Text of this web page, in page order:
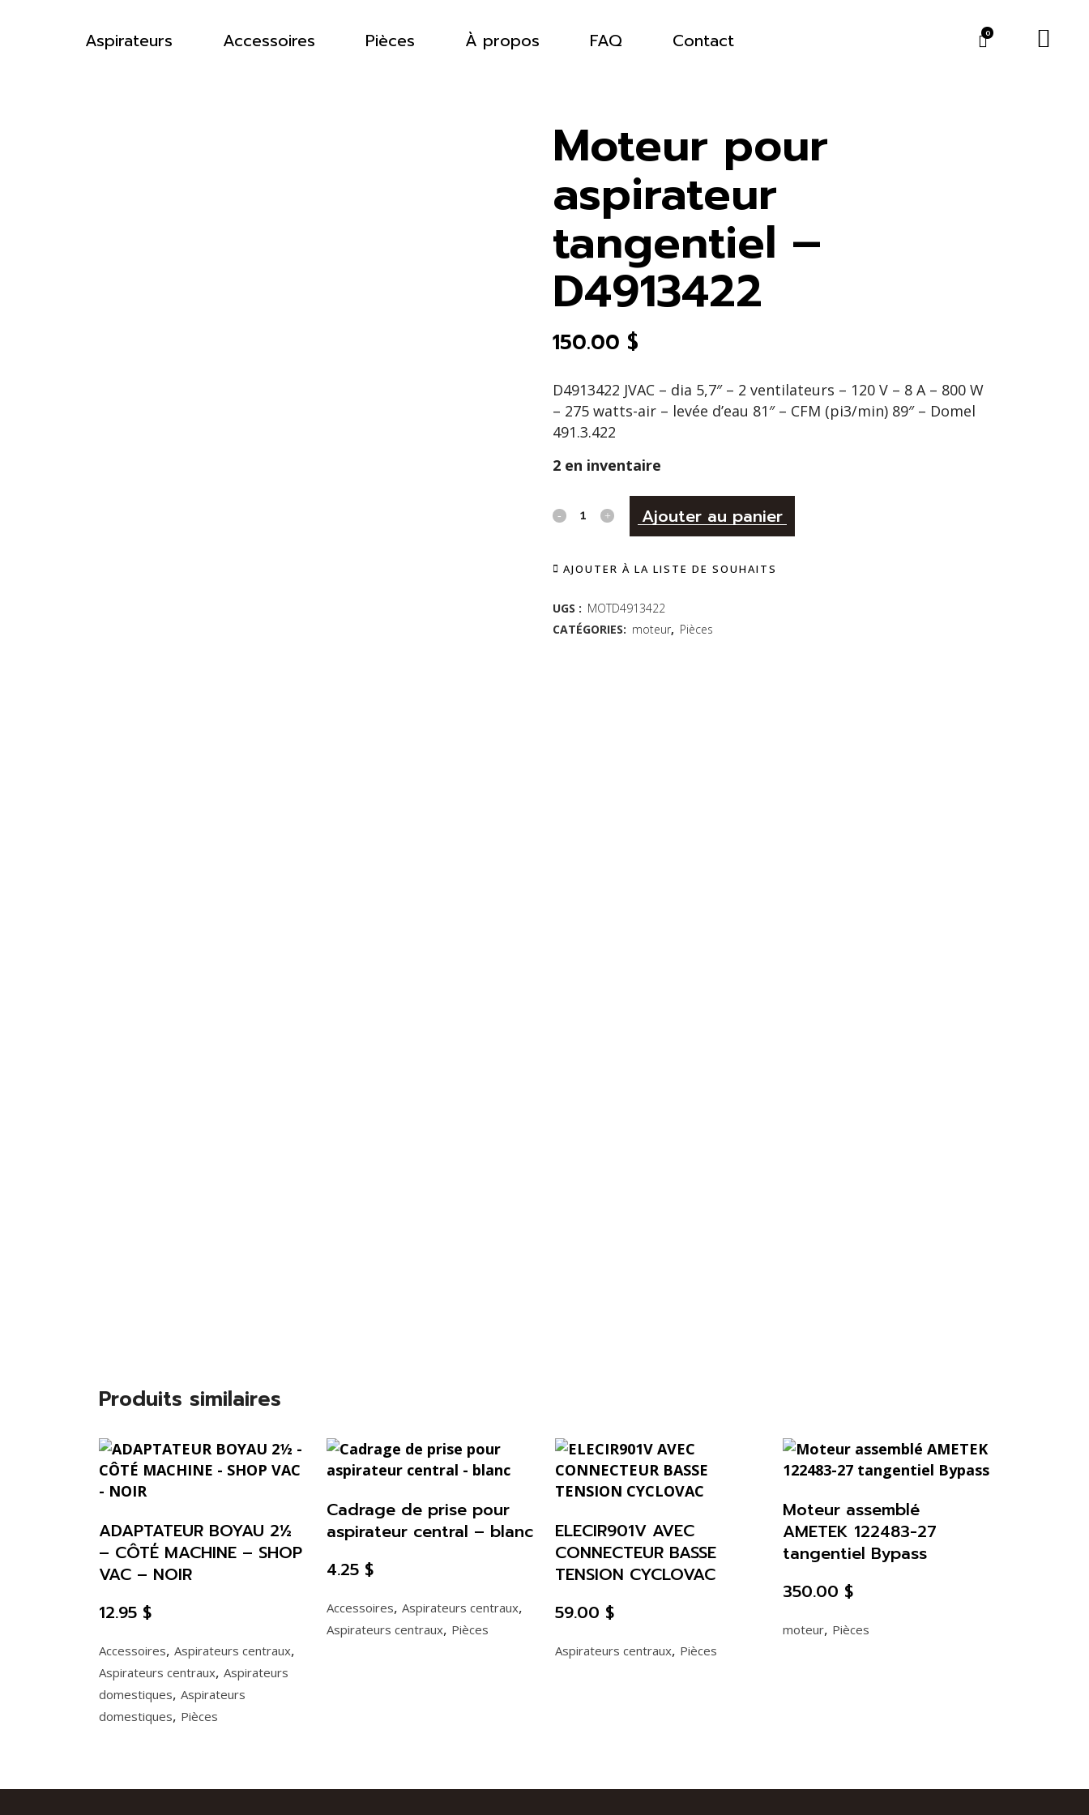
0
Aspirateurs Accessoires Pièces À propos FAQ Contact
Moteur pour
aspirateur
tangentiel –
D4913422
150.00 $
D4913422 JVAC – dia 5,7″ – 2 ventilateurs – 120 V – 8 A – 800 W
– 275 watts-air – levée d’eau 81″ – CFM (pi3/min) 89″ – Domel
491.3.422
2 en inventaire
Moteur
aspirateur
tangentiel
-
Ajouter au panier
AJOUTER À LA LISTE DE SOUHAITS
UGS : MOTD4913422
CATÉGORIES: moteur, Pièces
Produits similaires
Accessoires, Aspirateurs centraux,
Aspirateurs centraux, Aspirateurs
domestiques, Aspirateurs
domestiques, Pièces
ADAPTATEUR BOYAU 2½
– CÔTÉ MACHINE – SHOP
VAC – NOIR
12.95 $ Accessoires,Aspirateurs centraux,
Aspirateurs centraux, Pièces
Cadrage de prise pour
aspirateur central – blanc
4.25 $
Aspirateurs centraux, Pièces
ELECIR901V AVEC
CONNECTEUR BASSE
TENSION CYCLOVAC
59.00 $
moteur, Pièces
Moteur assemblé
AMETEK 122483-27
tangentiel Bypass
350.00 $